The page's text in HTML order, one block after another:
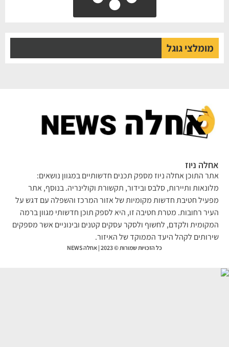
מומלצי גוגל
ניוז
התוכן אחלה ניוז מספק תכנים חדשותיים במגוון נושאים:
ותיירות, סלבס ובידור, תקשורת וקולינריה. בנוסף, אתר
חטיבת חדשות מקומיות של אזור המרכז והשפלה עם דגש על
רחובות. מטרת חטיבה זו, היא לספק תוכן חדשותי מגוון ברמה
ולקדם, לחשוף ולסקר עסקים קטנים ובינוניים אשר מספקים
לקהל היעד הממוקד של האיזור.
כל הזכויות שמורות © 2023 | אחלה NEWS